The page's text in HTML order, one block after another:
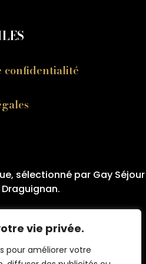
vie privée.
pour améliorer votre
confidentialité
sélectionné par Gay Séjour